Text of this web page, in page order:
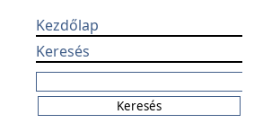
Kezdőlap
Keresés